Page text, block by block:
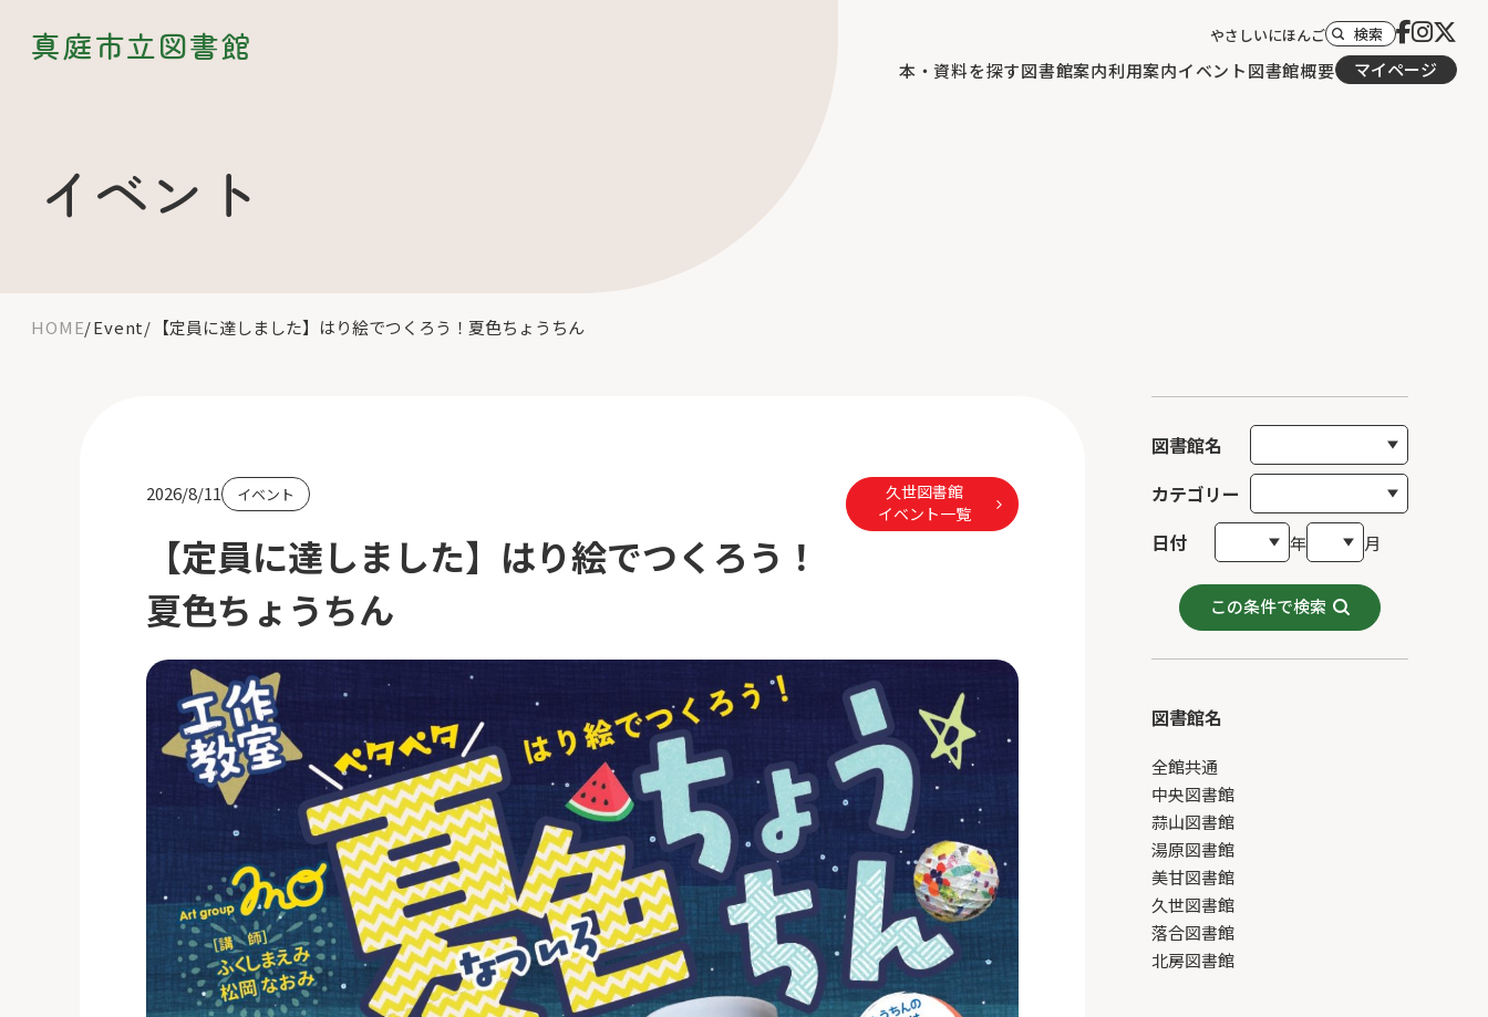
真庭市立図書館
本・資料を探す図書館案内利用案内イベント図書館概要 マイページ
やさしいにほんご 検索
イベント
HOME Event 【定員に達しました】はり絵でつくろう！夏色ちょうちん
図書館名
カテゴリー
日付
年 月
この条件で検索
図書館名
全館共通
中央図書館
蒜山図書館
湯原図書館
美甘図書館
久世図書館
落合図書館
北房図書館
2026/8/11 イベント
【定員に達しました】はり絵でつくろう！
夏色ちょうちん
久世図書館
イベント一覧